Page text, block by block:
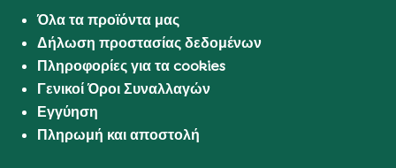
Όλα τα προϊόντα μας
Δήλωση προστασίας δεδομένων
Πληροφορίες για τα cookies
Γενικοί Όροι Συναλλαγών
Εγγύηση
Πληρωμή και αποστολή